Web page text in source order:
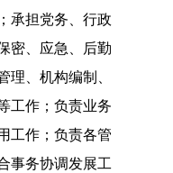
； 承担党务、行政
密、应急、后勤
理、机构编制、
工作 ； 负责业务
工作 ； 负责各管
事务协调发展工